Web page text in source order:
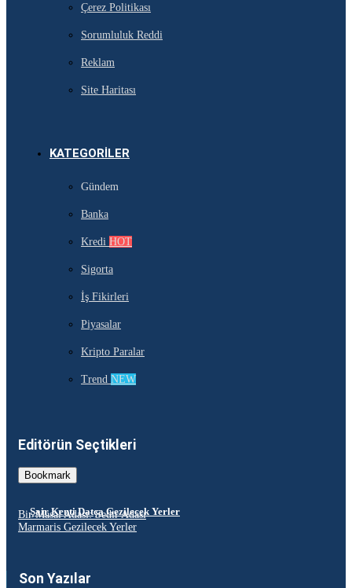
Çerez Politikası
Sorumluluk Reddi
Reklam
Site Haritası
KATEGORILER
Gündem
Banka
Kredi HOT
Sigorta
İş Fikirleri
Piyasalar
Kripto Paralar
Trend NEW
Editörün Seçtikleri
Bookmark
Şair Kenti Datça Gezilecek Yerler
Bir Masal Adası: Sedir Adası
Marmaris Gezilecek Yerler
Son Yazılar